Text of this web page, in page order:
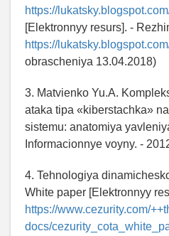
https://
[Elektronnyy resurs]. -
https://
obrascheniya 13.04.2018)
3. Matvienko Yu.A.
ataka tipa «kiberstachka»
sistemu: anatomiya
Informacionnye voyny. -
4. Tehnologiya
White paper [Elektronnyy
https://www.cezurity.com/
docs/